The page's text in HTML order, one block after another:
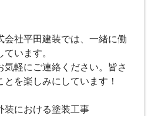
会社平田建装では、一緒に働
います。
気軽にご連絡ください。皆さ
とを楽しみにしています！
における塗装工事